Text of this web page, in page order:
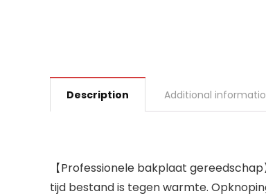
Description Additional
【Professionele bakplaat
tijd bestand is tegen warmte.